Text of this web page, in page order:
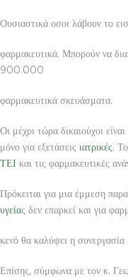
Ουσιαστικά οσοι λάβουν το
φαρμακευτικά. Μπορούν να
900.000
φαρμακευτικά σκευάσματα.
Οι μέχρι τώρα δικαιούχοι
μόνο για εξετάσεις ιατρικές.
ΤΕΙ και τις φαρμακευτικές
Πρόκειται για μια έμμεση
υγείας δεν επαρκεί και για
κενό θα καλύψει η συνεργασία
Επίσης, σύμφωνα με τον κ.